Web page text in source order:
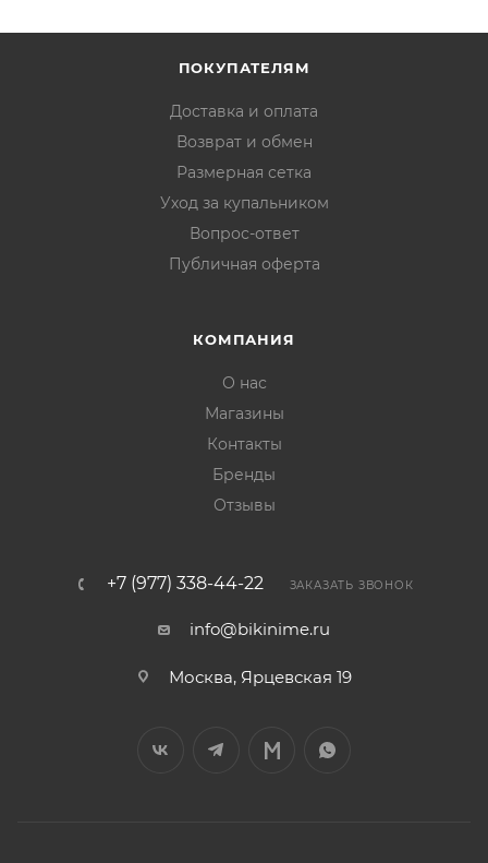
ПОКУПАТЕЛЯМ
Доставка и оплата
Возврат и обмен
Размерная сетка
Уход за купальником
Вопрос-ответ
Публичная оферта
КОМПАНИЯ
О нас
Магазины
Контакты
Бренды
Отзывы
+7 (977) 338-44-22 ЗАКАЗАТЬ ЗВОНОК
info@bikinime.ru
Москва, Ярцевская 19